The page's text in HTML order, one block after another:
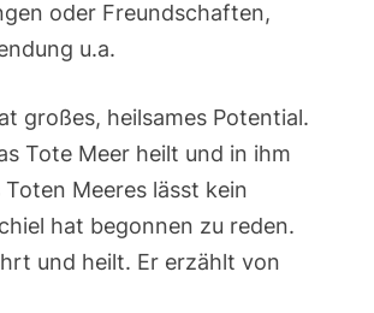
oder Freundschaften,
u.a.
großes, heilsames Potential.
Tote Meer heilt und in ihm
Meeres lässt kein
hat begonnen zu reden.
und heilt. Er erzählt von